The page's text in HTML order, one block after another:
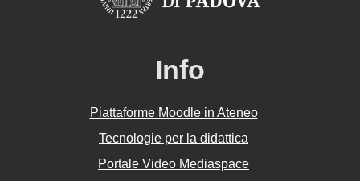
Info
Piattaforme Moodle in Ateneo
Tecnologie per la didattica
Portale Video Mediaspace